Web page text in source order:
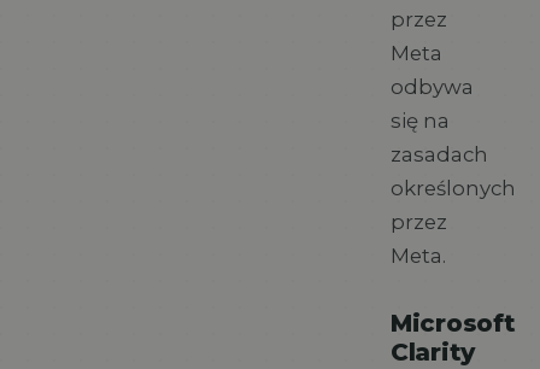
przez
Meta
odbywa
się na
zasadach
określonych
przez
Meta.
Microsoft
Clarity